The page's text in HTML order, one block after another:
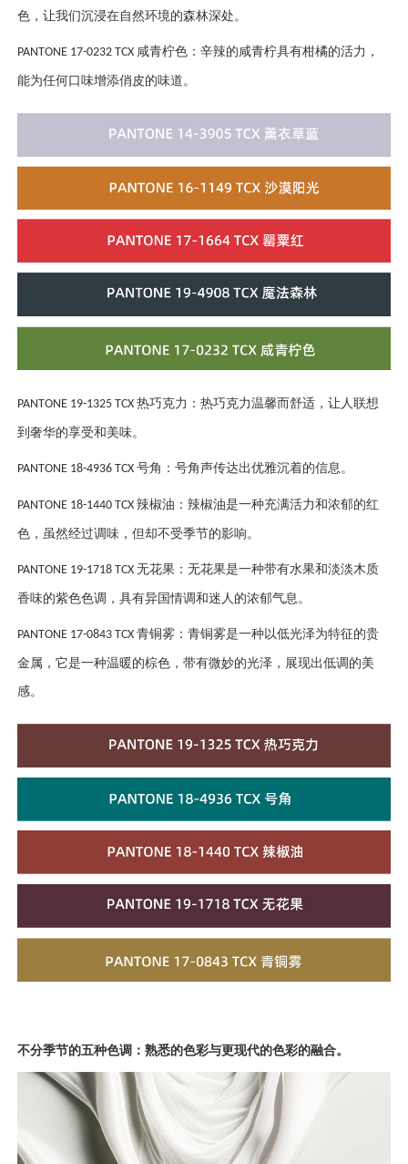
色，让我们沉浸在自然环境的森林深处。
PANTONE 17-0232 TCX 咸青柠色：辛辣的咸青柠具有柑橘的活力，
能为任何口味增添俏皮的味道。
PANTONE 19-1325 TCX 热巧克力：热巧克力温馨而舒适，让人联想
到奢华的享受和美味。
PANTONE 18-4936 TCX 号角：号角声传达出优雅沉着的信息。
PANTONE 18-1440 TCX 辣椒油：辣椒油是一种充满活力和浓郁的红
色，虽然经过调味，但却不受季节的影响。
PANTONE 19-1718 TCX 无花果：无花果是一种带有水果和淡淡木质
香味的紫色色调，具有异国情调和迷人的浓郁气息。
PANTONE 17-0843 TCX 青铜雾：青铜雾是一种以低光泽为特征的贵
金属，它是一种温暖的棕色，带有微妙的光泽，展现出低调的美
感。
不分季节的五种色调：熟悉的色彩与更现代的色彩的融合。